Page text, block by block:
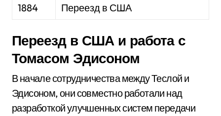
1884
Переезд в США
Переезд в США и работа с
Томасом Эдисоном
В начале сотрудничества между Теслой и
Эдисоном, они совместно работали над
разработкой улучшенных систем передачи